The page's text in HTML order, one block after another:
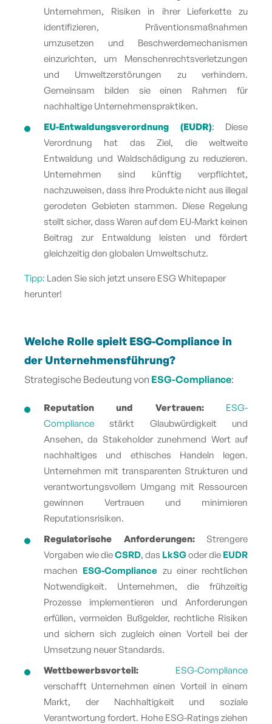
Unternehmen, Risiken in ihrer Lieferkette zu
identifizieren, Präventionsmaßnahmen
umzusetzen und Beschwerdemechanismen
einzurichten, um Menschenrechtsverletzungen
und Umweltzerstörungen zu verhindern.
Gemeinsam bilden sie einen Rahmen für
nachhaltige Unternehmenspraktiken.
EU-Entwaldungsverordnung
(EUDR): Diese
Verordnung hat das Ziel, die weltweite
Entwaldung und Waldschädigung zu reduzieren.
Unternehmen sind künftig verpflichtet,
nachzuweisen, dass ihre Produkte nicht aus illegal
gerodeten Gebieten stammen. Diese Regelung
stellt sicher, dass Waren auf dem EU-Markt keinen
Beitrag zur Entwaldung leisten und fördert
gleichzeitig den globalen Umweltschutz.
Tipp: Laden Sie sich jetzt unsere ESG Whitepaper
herunter!
Welche Rolle spielt ESG-Compliance in
der Unternehmensführung?
Strategische Bedeutung von ESG-Compliance:
Reputation und Vertrauen: ESG-
Compliance stärkt Glaubwürdigkeit und
Ansehen, da Stakeholder zunehmend Wert auf
nachhaltiges und ethisches Handeln legen.
Unternehmen mit transparenten Strukturen und
verantwortungsvollem Umgang mit Ressourcen
gewinnen Vertrauen und minimieren
Reputationsrisiken.
Regulatorische Anforderungen: Strengere
Vorgaben wie dieCSRD, das LkSGoder die EUDR
machen ESG-Compliance zu einer rechtlichen
Notwendigkeit. Unternehmen, die frühzeitig
Prozesse implementieren und Anforderungen
erfüllen, vermeiden Bußgelder, rechtliche Risiken
und sichern sich zugleich einen Vorteil bei der
Umsetzung neuer Standards.
Wettbewerbsvorteil: ESG-Compliance
verschafft Unternehmen einen Vorteil in einem
Markt, der Nachhaltigkeit und soziale
Verantwortung fordert. Hohe ESG-Ratings ziehen